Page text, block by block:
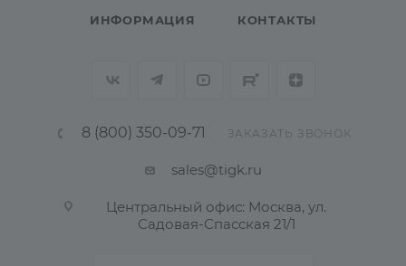
ИНФОРМАЦИЯ КОНТАКТЫ
8 (800) 350-09-71 ЗАКАЗАТЬ ЗВОНОК
sales@tigk.ru
Центральный офис: Москва, ул.
Садовая-Спасская 21/1